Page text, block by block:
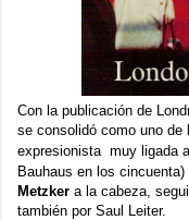
Con la publicación de
se consolidó como uno de
expresionista muy ligada
Bauhaus en los cincuenta)
Metzker a la cabeza,
también por Saul Leiter.